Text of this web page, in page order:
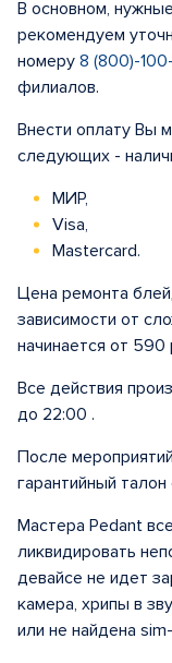
В основном,
рекомендуем
номеру 8 (800)-
филиалов.
Внести оплату Вы
следующих -
МИР,
Visa,
Mastercard.
Цена ремонта
зависимости от
начинается от 590
Все действия
до 22:00 .
После
гарантийный
Мастера Pedant
ликвидировать
девайсе не идет
камера, хрипы в
или не найдена